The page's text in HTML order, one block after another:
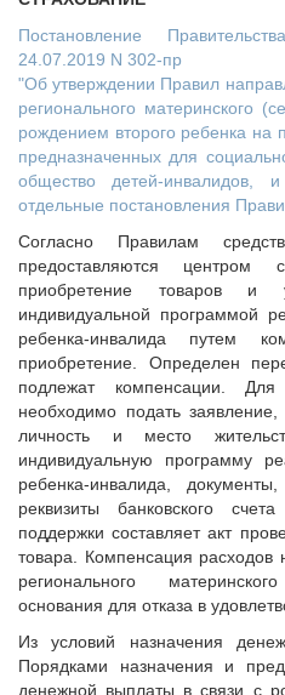
Постановление
24.07.2019 N 302-пр
"Об утверждении Правил
регионального материнского
рождением второго ребенка на
предназначенных для
общество детей-
отдельные постановления
Согласно Правилам
предоставляются центром
приобретение товаров и
индивидуальной программой
ребенка-инвалида путем
приобретение. Определен
подлежат компенсации. Для
необходимо подать
личность и место
индивидуальную программу
ребенка-инвалида,
реквизиты банковского
поддержки составляет акт
товара. Компенсация
регионального
основания для отказа в
Из условий назначения
Порядками назначения и
денежной выплаты в связи с